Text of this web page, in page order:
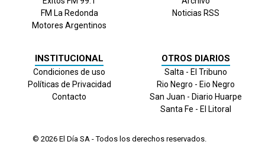
FM La Redonda
Motores Argentinos
Noticias RSS
INSTITUCIONAL
Condiciones de uso
Políticas de Privacidad
Contacto
OTROS DIARIOS
Salta - El Tribuno
Rio Negro - Eio Negro
San Juan - Diario Huarpe
Santa Fe - El Litoral
© 2026 El Día SA - Todos los derechos reservados.